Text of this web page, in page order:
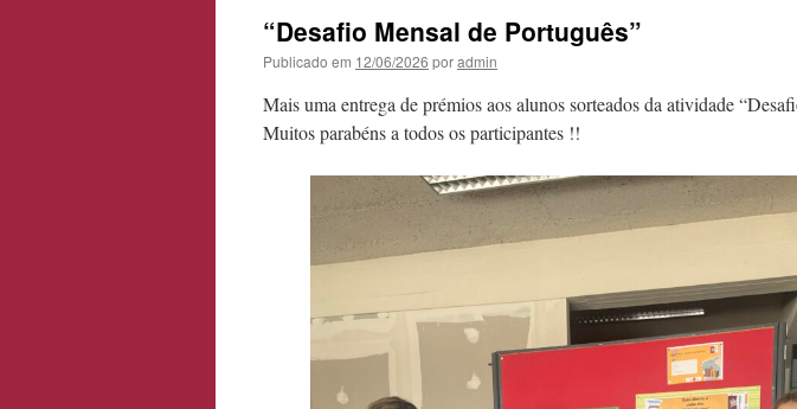
“Desafio Mensal de Português”
Publicado em 12/06/2026 poradmin
Mais uma entrega de prémios aos alunos sorteados da atividade
Muitos parabéns a todos os participantes !!